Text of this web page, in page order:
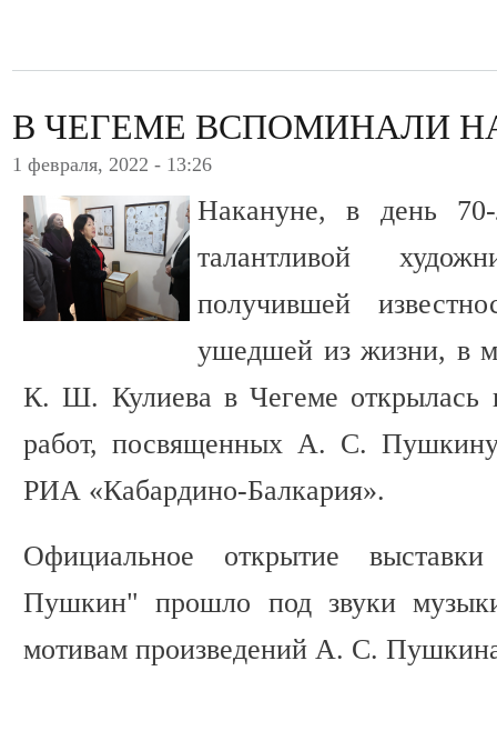
В ЧЕГЕМЕ ВСПОМИНАЛИ
1 февраля, 2022 - 13:26
Накануне, в день
талантливой
получившей
ушедшей из жизни, в
К. Ш. Кулиева в Чегеме открылась
работ, посвященных А. С.
РИА «Кабардино-Балкария».
Официальное открытие
Пушкин" прошло под звуки
мотивам произведений А. С.